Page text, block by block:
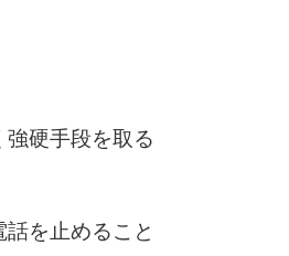
硬手段を取る
を止めること